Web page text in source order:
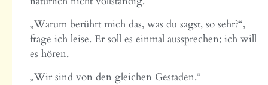
„Warum berührt mich das, was du sagst, so sehr?“,
frage ich leise. Er soll es einmal aussprechen; ich will
es hören.
„Wir sind von den gleichen Gestaden.“